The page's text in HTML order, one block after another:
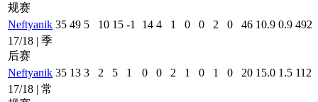
规赛
Neftyanik 35 49 5 10 15 -1 14 4 1 0 0 2 0 46 10.9 0.9 492
17/18 | 季
后赛
Neftyanik 35 13 3 2 5 1 0 0 2 1 0 1 0 20 15.0 1.5 112
17/18 | 常